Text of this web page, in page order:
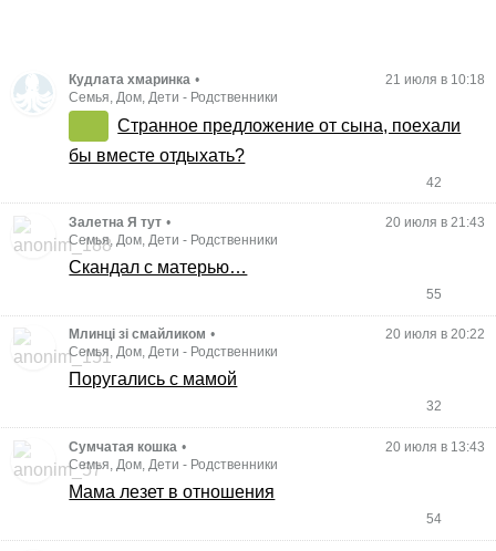
Кудлата хмаринка •
21 июля в 10:18
Семья, Дом, Дети - Родственники
Странное предложение от сына, поехали
бы вместе отдыхать?
42
Залетна Я тут •
20 июля в 21:43
Семья, Дом, Дети - Родственники
Скандал с матерью…
55
Млинці зі смайликом •
20 июля в 20:22
Семья, Дом, Дети - Родственники
Поругались с мамой
32
Сумчатая кошка •
20 июля в 13:43
Семья, Дом, Дети - Родственники
Мама лезет в отношения
54